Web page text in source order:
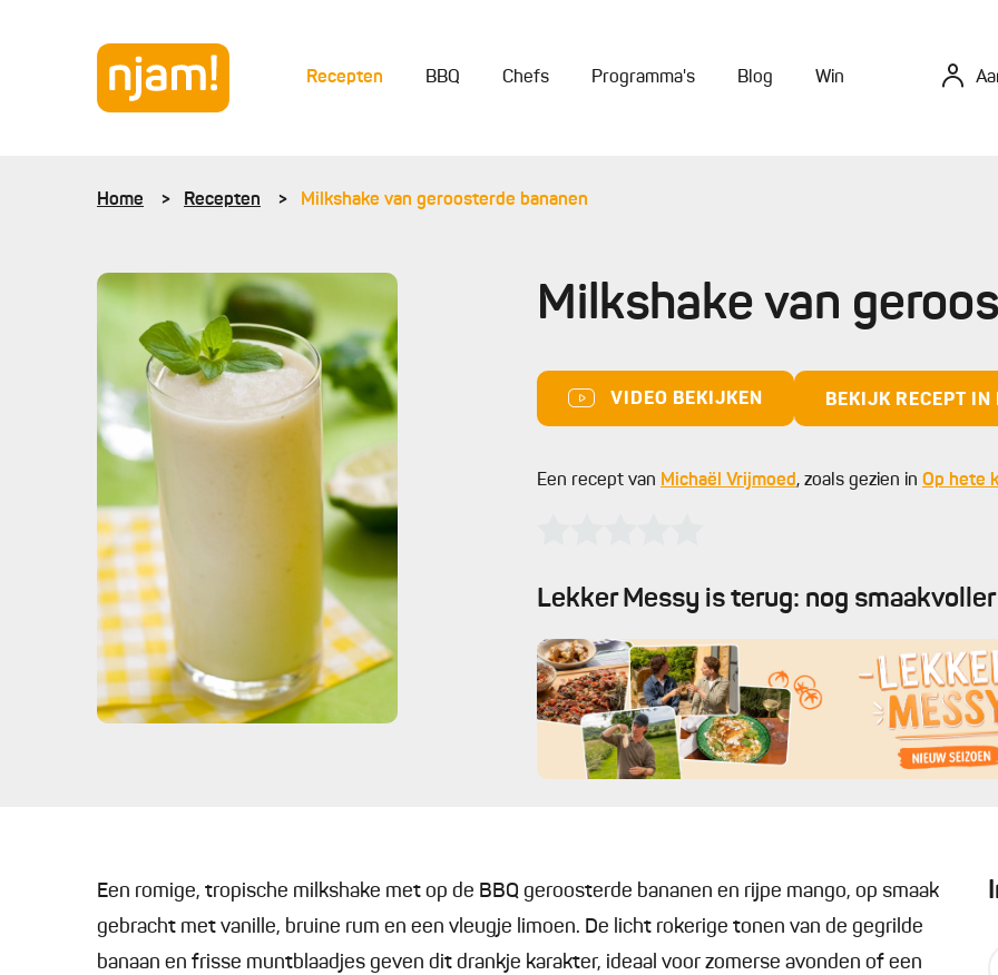
Recepten BBQ Chefs Programma's Blog Win
Home Recepten Milkshake van geroosterde bananen
Milkshake van
VIDEO BEKIJKEN BEKIJK RECEPT IN
Een recept van Michaël Vrijmoed, zoals gezien in Op hete
Lekker Messy is terug: nog
Een romige, tropische milkshake met op de BBQ geroosterde bananen en rijpe mango, op smaak
gebracht met vanille, bruine rum en een vleugje limoen. De licht rokerige tonen van de gegrilde
banaan en frisse muntblaadjes geven dit drankje karakter, ideaal voor zomerse avonden of een